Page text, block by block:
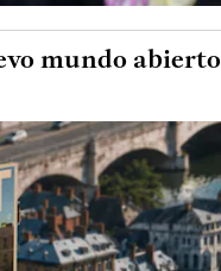
mundo abierto